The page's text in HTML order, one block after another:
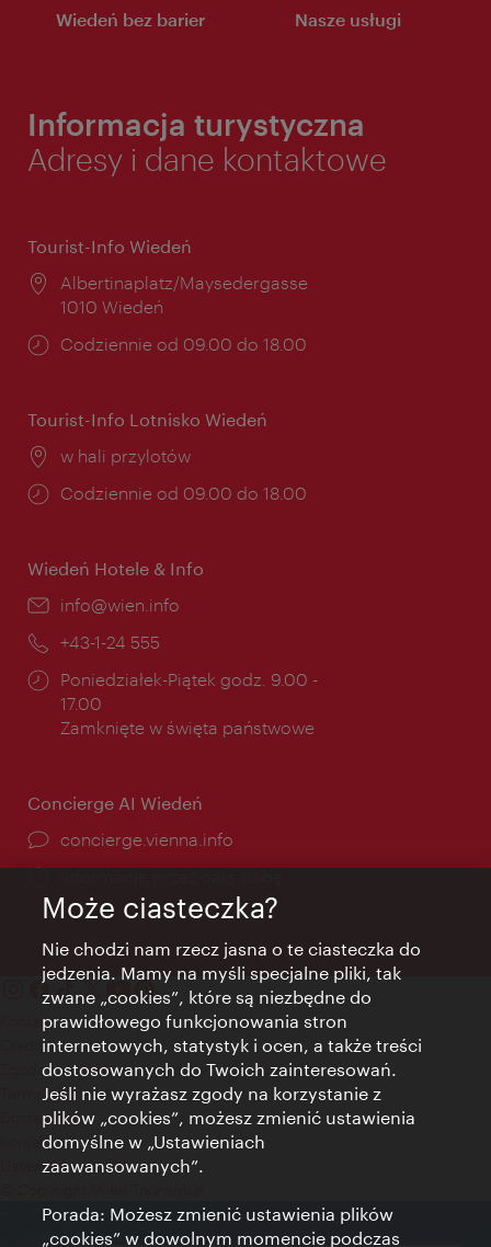
Wiedeń bez barier Nasze usługi
Informacja turystyczna
Adresy i dane kontaktowe
Tourist-Info Wiedeń
Miejsce:
Albertinaplatz/Maysedergasse
1010 Wiedeń
Godziny
Codziennie od 09.00 do 18.00
Tourist-Info Lotnisko Wiedeń
Miejsce:
w hali przylotów
Godziny
Codziennie od 09.00 do 18.00
Wiedeń Hotele & Info
E-
info@wien.info
Telefon:
+43-1-24 555
Godziny
otwarcia:
Poniedziałek-Piątek godz. 9.00 -
17.00
Zamknięte w święta państwowe
Concierge AI Wiedeń
concierge.vienna.info
Kontakt
Credits
Zgoda na przetwarzanie danych osobowych
Terms of Use
Dostępność
Kontakt prasowy
Ustawienia cookies
Może ciasteczka?
Nie chodzi nam rzecz jasna o te ciasteczka do
jedzenia. Mamy na myśli specjalne pliki, tak
zwane „cookies”, które są niezbędne do
prawidłowego funkcjonowania stron
internetowych, statystyk i ocen, a także treści
dostosowanych do Twoich zainteresowań.
Jeśli nie wyrażasz zgody na korzystanie z
plików „cookies”, możesz zmienić ustawienia
domyślne w „Ustawieniach
zaawansowanych”.
Porada: Możesz zmienić ustawienia plików
„cookies” w dowolnym momencie podczas